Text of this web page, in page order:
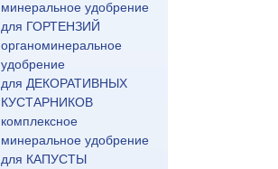
минеральное удобрение
для ГОРТЕНЗИЙ
органоминеральное
удобрение
для ДЕКОРАТИВНЫХ
КУСТАРНИКОВ
комплексное
минеральное удобрение
для КАПУСТЫ